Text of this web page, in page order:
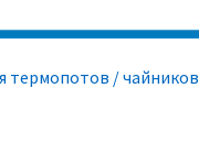
термопотов / чайников